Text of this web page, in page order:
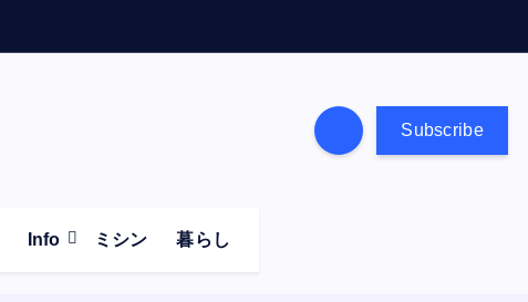
Subscribe
Info ミシン 暮らし